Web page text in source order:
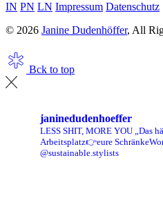
IN PN LN Impressum Datenschutz
© 2026 Janine Dudenhöffer, All
Bck to top
janinedudenhoeffer
LESS SHIT, MORE YOU „Das
Arbeitsplatz👉eure Schränke
@sustainable.stylists